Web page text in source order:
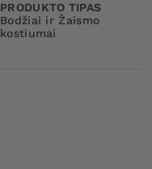
PRODUKTO TIPAS
Bodžiai ir Žaismo
kostiumai